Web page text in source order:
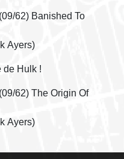
62) Banished To
Ayers)
de Hulk !
62) The Origin Of
Ayers)